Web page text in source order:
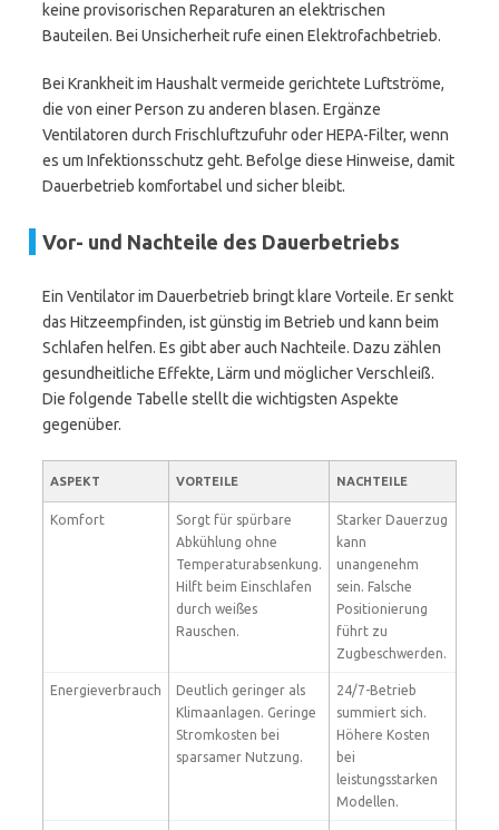
keine provisorischen Reparaturen an elektrischen
Bauteilen. Bei Unsicherheit rufe einen Elektrofachbetrieb.
Bei Krankheit im Haushalt vermeide gerichtete Luftströme,
die von einer Person zu anderen blasen. Ergänze
Ventilatoren durch Frischluftzufuhr oder HEPA-Filter, wenn
es um Infektionsschutz geht. Befolge diese Hinweise, damit
Dauerbetrieb komfortabel und sicher bleibt.
Vor- und Nachteile des Dauerbetriebs
Ein Ventilator im Dauerbetrieb bringt klare Vorteile. Er senkt
das Hitzeempfinden, ist günstig im Betrieb und kann beim
Schlafen helfen. Es gibt aber auch Nachteile. Dazu zählen
gesundheitliche Effekte, Lärm und möglicher Verschleiß.
Die folgende Tabelle stellt die wichtigsten Aspekte
gegenüber.
ASPEKT VORTEILE NACHTEILE
Komfort
Sorgt für spürbare
Abkühlung ohne
Temperaturabsenkung.
Hilft beim Einschlafen
durch weißes
Rauschen.
Starker Dauerzug
kann
unangenehm
sein. Falsche
Positionierung
führt zu
Zugbeschwerden.
Energieverbrauch
Deutlich geringer als
Klimaanlagen. Geringe
Stromkosten bei
sparsamer Nutzung.
24/7-Betrieb
summiert sich.
Höhere Kosten
bei
leistungsstarken
Modellen.